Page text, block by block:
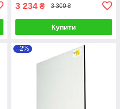
3 234 ₴ 3 300 ₴
Купити
–2%